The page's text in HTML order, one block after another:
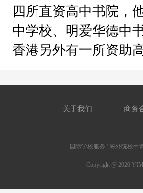
四所直资高中书院，
中学校、明爱华德中
香港另外有一所资助
关于我们 商务
国际学校服务 / 海外院校申
Copyright @ 2020